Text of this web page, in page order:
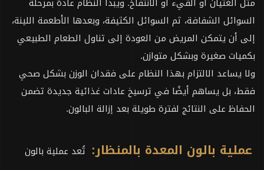
السوائل الشفافة، ثم السوائل الكثيفة، وبعدها الأطعمة اللينة،
إلى أن يتمكن المريض من العودة إلى تناول الطعام الطبيعي
بكميات صغيرة وبشكل متوازن.
ولا يساعد الالتزام بهذا النظام على فقدان الوزن بشكل صحي
فقط، بل يساهم أيضًا في ترسيخ عادات غذائية جديدة تضمن
الحفاظ على النتائج لفترة طويلة بعد إزالة البالون.
عملية بالون المعدة بالمنظار: تُعد عملية بالون